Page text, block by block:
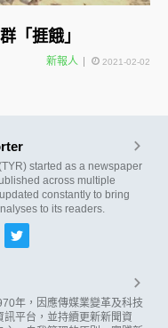
「捱餓」
新報人 2021-02-02
started as a newspaper
across multiple
constantly to bring
to its readers.
年，因應傳媒業變革及科技
平台，並持續更新新聞資